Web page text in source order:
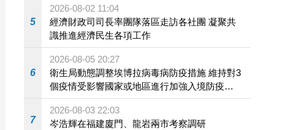
5
2026-08-02 11:04
經濟財政司司長率團隊落區走訪各社團 凝聚共
識推進經濟民生各項工作
6
2026-08-05 20:27
衛生局動態調整埃博拉病毒病防疫措施 維持對3
個疫情受影響國家或地區進行加強入境防疫措
施
7
2026-08-03 22:03
岑浩輝在福建廈門、龍岩兩市考察調研